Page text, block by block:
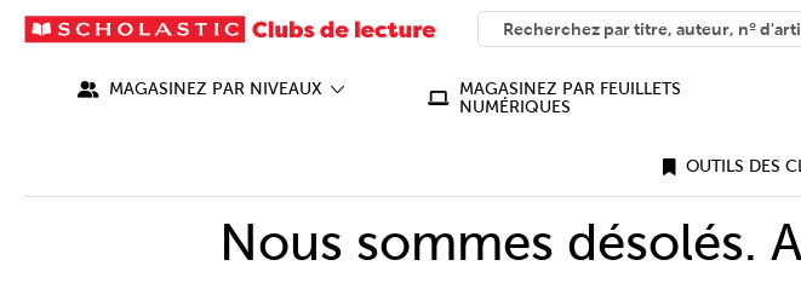
SEARCH
What can we help you find?
MAGASINEZ PAR NIVEAUX
MAGASINEZ PAR FEUILLETS
NUMÉRIQUES
OUTILS DES
Nous sommes désolés.